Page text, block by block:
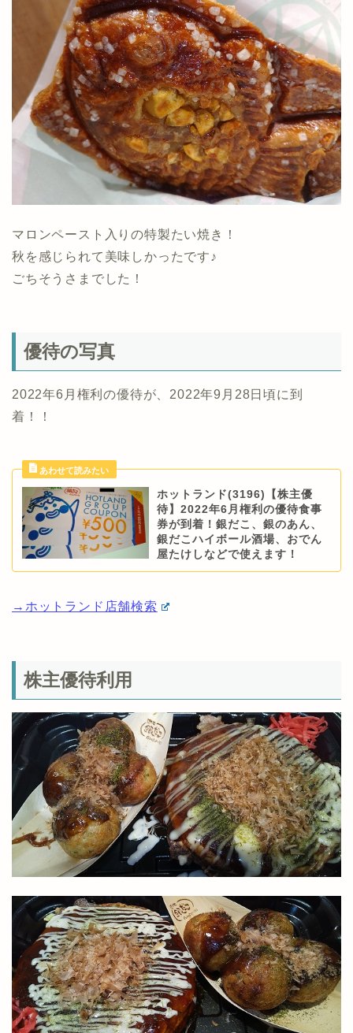
マロンペースト入りの特製たい焼き！
秋を感じられて美味しかったです♪
ごちそうさまでした！
優待の写真
2022年6月権利の優待が、2022年9月28日頃に到
着！！
ホットランド(3196)【株主優
待】2022年6月権利の優待食事
券が到着！銀だこ、銀のあん、
銀だこハイボール酒場、おでん
屋たけしなどで使えます！
→ホットランド店舗検索
株主優待利用